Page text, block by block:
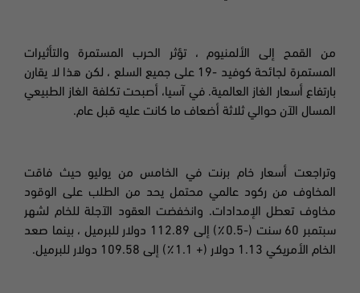
من القمح إلى الألمنيوم ، تؤثر الحرب المستمرة والتأثيرات
المستمرة لجائحة كوفيد -19
على جميع السلع ، لكن هذا لا يقارن
بارتفاع أسعار الغاز العالمية. في آسيا، أصبحت تكلفة الغاز الطبيعي
المسال الآن حوالي ثلاثة أضعاف ما كانت عليه قبل عام.
وتراجعت أسعار خام برنت في الخامس من يوليو حيث فاقت
المخاوف من ركود عالمي محتمل يحد من الطلب على الوقود
مخاوف تعطل الإمدادات. وانخفضت العقود الآجلة للخام لشهر
سبتمبر 60 سنت (-0.5٪) إلى 112.89 دولار للبرميل ، بينما صعد
الخام الأمريكي 1.13 دولار (+ 1.1٪) إلى 109.58 دولار للبرميل.